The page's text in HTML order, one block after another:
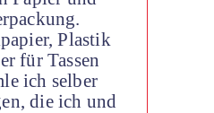
Plastik
für Tassen
ich selber
die ich und